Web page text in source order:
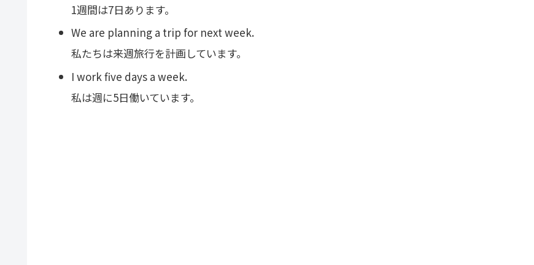
1週間は7日あります。
We are planning a trip for next week.
私たちは来週旅行を計画しています。
I work five days a week.
私は週に5日働いています。